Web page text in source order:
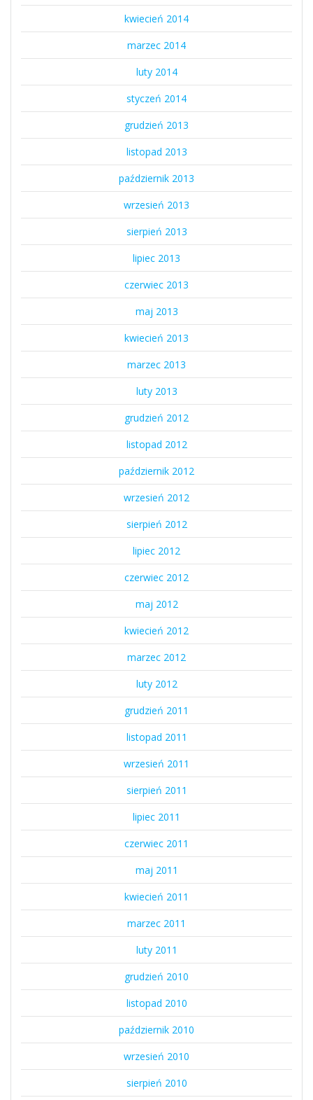
kwiecień 2014
marzec 2014
luty 2014
styczeń 2014
grudzień 2013
listopad 2013
październik 2013
wrzesień 2013
sierpień 2013
lipiec 2013
czerwiec 2013
maj 2013
kwiecień 2013
marzec 2013
luty 2013
grudzień 2012
listopad 2012
październik 2012
wrzesień 2012
sierpień 2012
lipiec 2012
czerwiec 2012
maj 2012
kwiecień 2012
marzec 2012
luty 2012
grudzień 2011
listopad 2011
wrzesień 2011
sierpień 2011
lipiec 2011
czerwiec 2011
maj 2011
kwiecień 2011
marzec 2011
luty 2011
grudzień 2010
listopad 2010
październik 2010
wrzesień 2010
sierpień 2010